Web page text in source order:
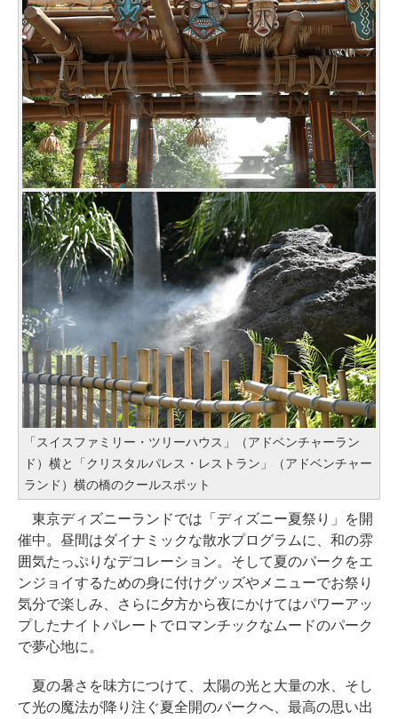
「スイスファミリー・ツリーハウス」（アドベンチャーラン
ド）横と「クリスタルパレス・レストラン」（アドベンチャー
ランド）横の橋のクールスポット
東京ディズニーランドでは「ディズニー夏祭り」を開
催中。昼間はダイナミックな散水プログラムに、和の雰
囲気たっぷりなデコレーション。そして夏のパークをエ
ンジョイするための身に付けグッズやメニューでお祭り
気分で楽しみ、さらに夕方から夜にかけてはパワーアッ
プしたナイトパレートでロマンチックなムードのパーク
で夢心地に。
夏の暑さを味方につけて、太陽の光と大量の水、そし
て光の魔法が降り注ぐ夏全開のパークへ、最高の思い出